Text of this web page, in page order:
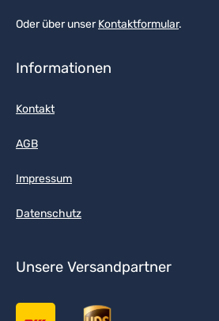
Oder über unserKontaktformular.
Informationen
Kontakt
AGB
Impressum
Datenschutz
Unsere Versandpartner